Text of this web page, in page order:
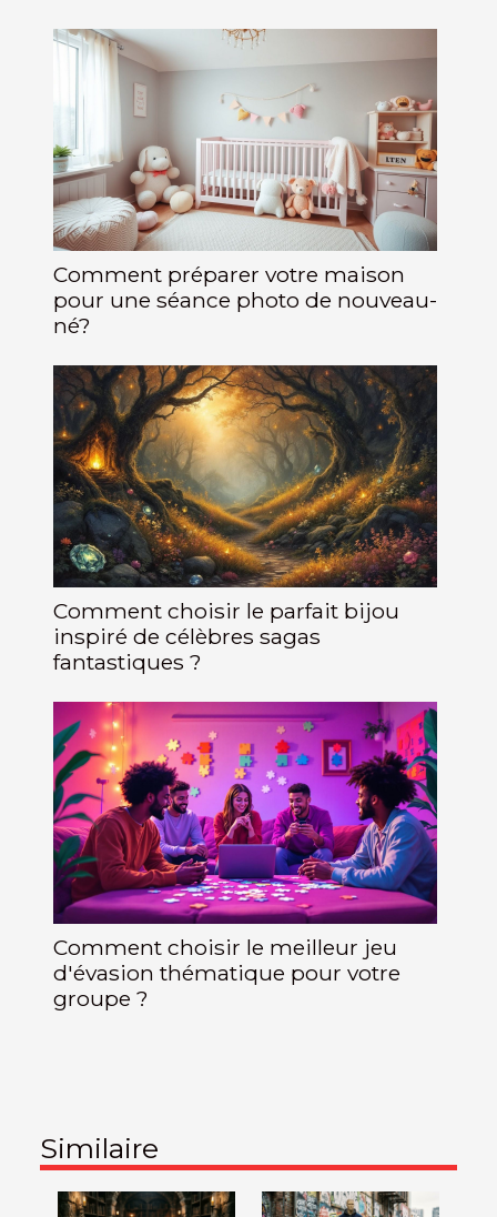
Comment préparer votre maison
pour une séance photo de nouveau-
né?
Comment choisir le parfait bijou
inspiré de célèbres sagas
fantastiques ?
Comment choisir le meilleur jeu
d'évasion thématique pour votre
groupe ?
Similaire